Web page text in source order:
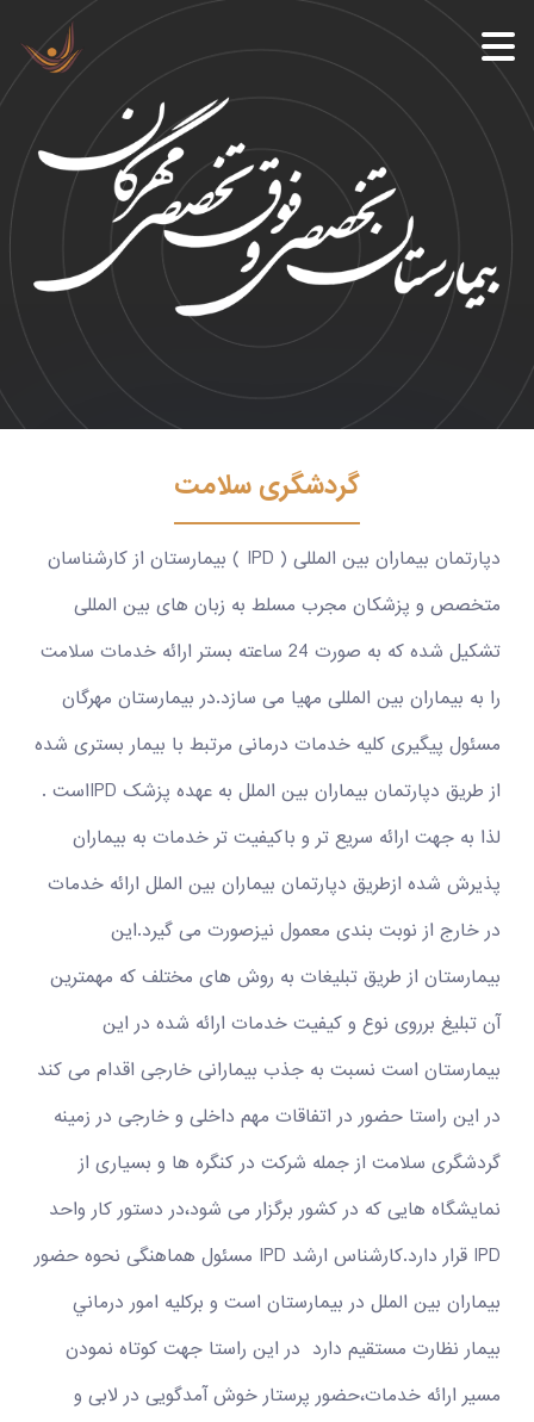
گردشگری سلامت
دپارتمان بیماران بین المللی ( IPD ) بیمارستان از کارشناسان
متخصص و پزشکان مجرب مسلط به زبان های بین المللی
تشکیل شده که به صورت 24 ساعته بستر ارائه خدمات سلامت
را به بیماران بین المللی مهیا می سازد.در بیمارستان مهرگان
مسئول پیگیری کلیه خدمات درمانی مرتبط با بیمار بستری شده
از طریق دپارتمان بیماران بین الملل به عهده پزشک IPDاست .
لذا به جهت ارائه سریع تر و باکیفیت تر خدمات به بیماران
پذیرش شده ازطریق دپارتمان بیماران بین الملل ارائه خدمات
در خارج از نوبت بندی معمول نیزصورت می گیرد.این
بیمارستان از طریق تبلیغات به روش های مختلف که مهمترین
آن تبلیغ برروی نوع و کیفیت خدمات ارائه شده در این
بیمارستان است نسبت به جذب بیمارانی خارجی اقدام می کند
در این راستا حضور در اتفاقات مهم داخلی و خارجی در زمینه
گردشگری سلامت از جمله شرکت در کنگره ها و بسیاری از
نمایشگاه هایی که در کشور برگزار می شود،در دستور کار واحد
IPD قرار دارد.کارشناس ارشد IPD مسئول هماهنگی نحوه حضور
بیماران بین الملل در بیمارستان است و بركليه امور درماني
بيمار نظارت مستقيم دارد در این راستا جهت کوتاه نمودن
مسیر ارائه خدمات،حضور پرستار خوش آمدگویی در لابی و